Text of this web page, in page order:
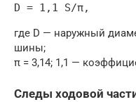
где D — наружный
шины;
π = 3,14; 1,1 —
Следы ходовой